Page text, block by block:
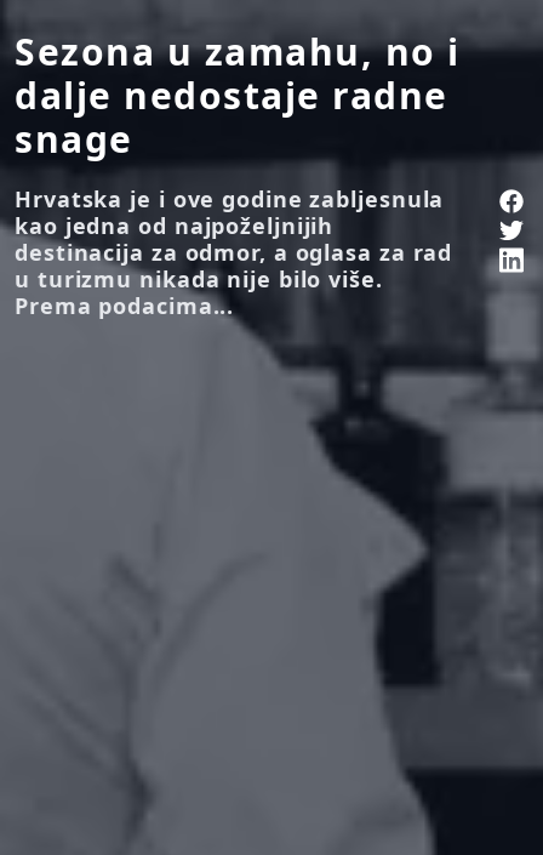
Sezona u zamahu, no i
dalje nedostaje radne
snage
Hrvatska je i ove godine zabljesnula
kao jedna od najpoželjnijih
destinacija za odmor, a oglasa za rad
u turizmu nikada nije bilo više.
Prema podacima...